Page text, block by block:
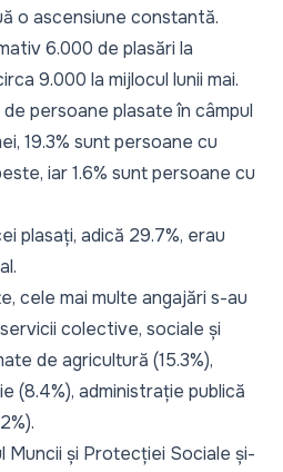
o ascensiune constantă.
6.000 de plasări la
9.000 la mijlocul lunii mai.
persoane plasate în câmpul
19.3% sunt persoane cu
iar 1.6% sunt persoane cu
plasați, adică 29.7%, erau
cele mai multe angajări s-au
colective, sociale și
de agricultură (15.3%),
(8.4%), administrație publică
Muncii și Protecției Sociale și-